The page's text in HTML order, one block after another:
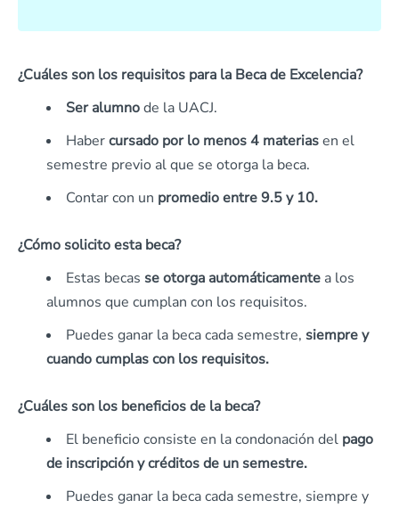
¿Cuáles son los requisitos para la Beca de Excelencia?
Ser alumnode la UACJ.
Habercursado por lo menos 4 materiasen el
semestre previo al que se otorga la beca.
Contar con un promedio entre 9.5 y 10.
¿Cómo solicito esta beca?
Estas becas se otorga automáticamente a los
alumnos que cumplan con los requisitos.
Puedes ganar la beca cada semestre, siempre y
cuando cumplas con los requisitos.
¿Cuáles son los beneficios de la beca?
El beneficio consiste en la condonación del pago
de inscripción y créditos de un semestre.
Puedes ganar la beca cada semestre, siempre y